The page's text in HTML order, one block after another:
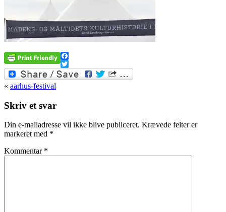
Facebook
Twitter
« aarhus-festival
Skriv et svar
Din e-mailadresse vil ikke blive publiceret. Krævede felter er
markeret med *
Kommentar *